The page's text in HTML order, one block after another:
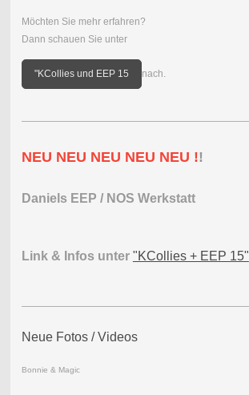
Möchten Sie mehr erfahren?
Dann schauen Sie unter
"KCollies und EEP 15 nach.
NEU NEU NEU NEU NEU !!
Daniels EEP / NOS Werkstatt
Link & Infos unter "KCollies + EEP 15"
Neue Fotos / Videos
Bonnie & Magic